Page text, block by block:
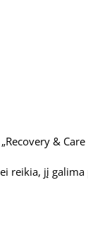
& Care
reikia, jį